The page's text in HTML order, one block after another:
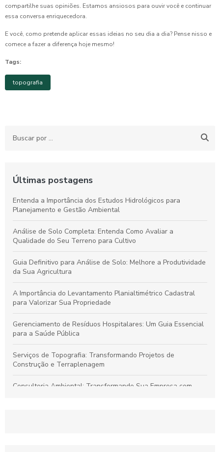
compartilhe suas opiniões. Estamos ansiosos para ouvir você e continuar
essa conversa enriquecedora.
E você, como pretende aplicar essas ideias no seu dia a dia? Pense nisso e
comece a fazer a diferença hoje mesmo!
Tags:
topografia
Últimas postagens
Entenda a Importância dos Estudos Hidrológicos para
Planejamento e Gestão Ambiental
Análise de Solo Completa: Entenda Como Avaliar a
Qualidade do Seu Terreno para Cultivo
Guia Definitivo para Análise de Solo: Melhore a Produtividade
da Sua Agricultura
A Importância do Levantamento Planialtimétrico Cadastral
para Valorizar Sua Propriedade
Gerenciamento de Resíduos Hospitalares: Um Guia Essencial
para a Saúde Pública
Serviços de Topografia: Transformando Projetos de
Construção e Terraplenagem
Consultoria Ambiental: Transformando Sua Empresa com